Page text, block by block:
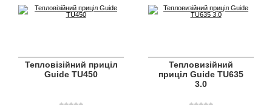
Тепловізійний приціл
Guide TU450
Тепловизійний
приціл Guide TU635
3.0